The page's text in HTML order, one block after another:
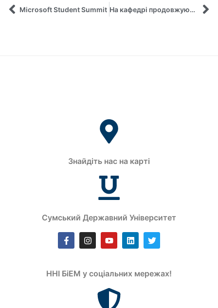
Microsoft Student Summit На кафедрі продовжуються практико орієнтовані заходи!
Знайдіть нас на карті
Сумський Державний Університет
ННІ БіЕМ у соціальних мережах!